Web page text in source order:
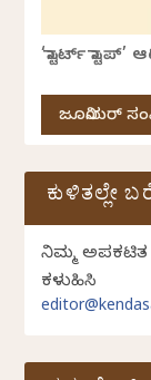
‘ಸ್ಟಾರ್ಟ್
ಜೂನಿಯರ್
ಕುಳಿತಲ್ಲೇ
ನಿಮ್ಮ
ಕಳುಹಿಸಿ